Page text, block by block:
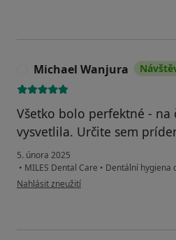
Michael Wanjura
Všetko bolo perfektné - na
vysvetlila. Určite sem
5. února 2025
• MILES Dental Care • Dentální hygiena
podle názoru uživatele Michael Wanjura
Nahlásit zneužití